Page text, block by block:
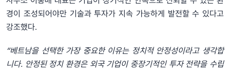
경이 조성되어야만 기술과 투자가 지속 가능하게 발전할 수 있다고
강조했다.
“베트남을 선택한 가장 중요한 이유는 정치적 안정성이라고 생각합
니다. 안정된 정치 환경은 외국 기업이 중장기적인 투자 전략을 수립